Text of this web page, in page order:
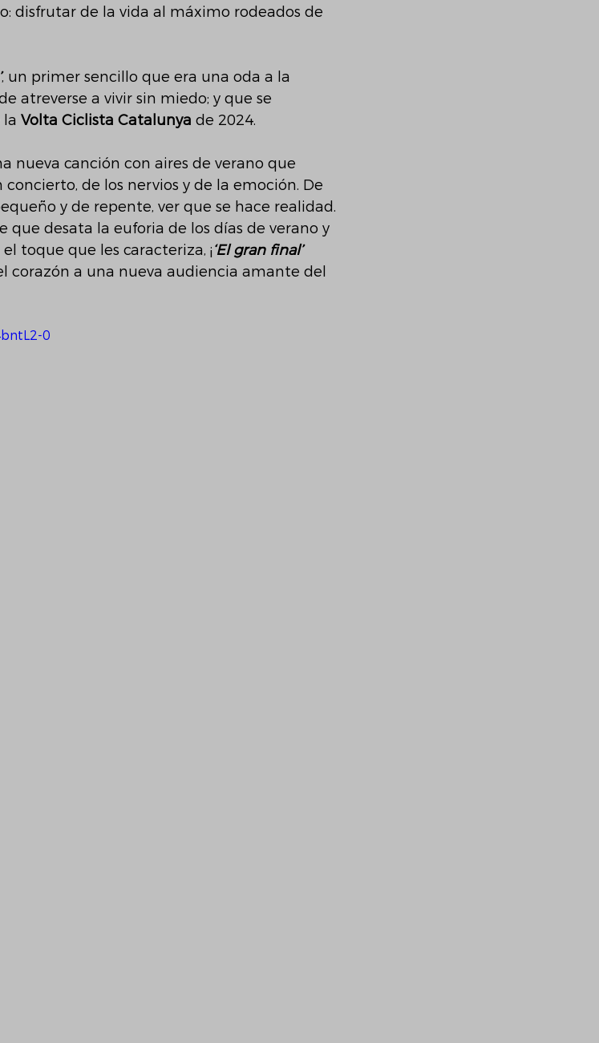
disfrutar de la vida al máximo rodeados de
, un primer sencillo que era una oda a la
atreverse a vivir sin miedo; y que se
Volta Ciclista Catalunya de 2024.
nueva canción con aires de verano que
de los nervios y de la emoción. De
y de repente, ver que se hace realidad.
desata la euforia de los días de verano y
toque que les caracteriza, ¡‘El gran final’
a una nueva audiencia amante del
0